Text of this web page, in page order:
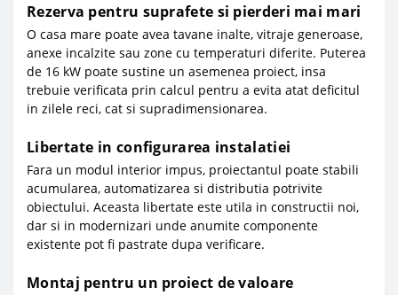
Rezerva pentru suprafete si pierderi mai mari
O casa mare poate avea tavane inalte, vitraje generoase,
anexe incalzite sau zone cu temperaturi diferite. Puterea
de 16 kW poate sustine un asemenea proiect, insa
trebuie verificata prin calcul pentru a evita atat deficitul
in zilele reci, cat si supradimensionarea.
Libertate in configurarea instalatiei
Fara un modul interior impus, proiectantul poate stabili
acumularea, automatizarea si distributia potrivite
obiectului. Aceasta libertate este utila in constructii noi,
dar si in modernizari unde anumite componente
existente pot fi pastrate dupa verificare.
Montaj pentru un proiect de valoare